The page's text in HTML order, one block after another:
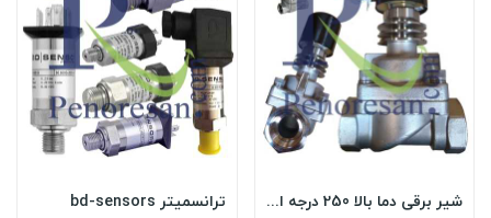
شیر برقی دما بالا 250 درجه استیل 304 ترانسمیتر bd-sensors